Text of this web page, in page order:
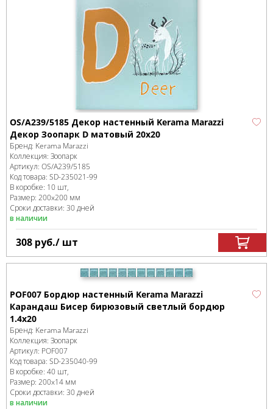
OS/A239/5185 Декор настенный Kerama Marazzi
Декор Зоопарк D матовый 20x20
Бренд: Kerama Marazzi
Коллекция: Зоопарк
Артикул: OS/A239/5185
Код товара: SD-235021-99
В коробке: 10 шт,
Размер: 200x200 мм
Сроки доставки: 30 дней
в наличии
308 руб./ шт
POF007 Бордюр настенный Kerama Marazzi
Карандаш Бисер бирюзовый светлый бордюр
1.4х20
Бренд: Kerama Marazzi
Коллекция: Зоопарк
Артикул: POF007
Код товара: SD-235040-99
В коробке: 40 шт,
Размер: 200x14 мм
Сроки доставки: 30 дней
в наличии